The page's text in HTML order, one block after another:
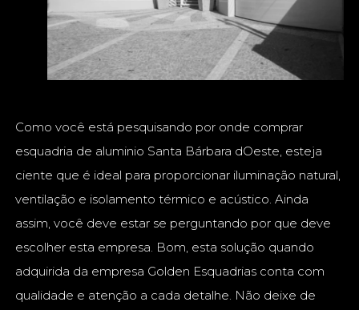
Como você está pesquisando por onde comprar
esquadria de aluminio Santa Bárbara dOeste, esteja
ciente que é ideal para proporcionar iluminação natural,
ventilação e isolamento térmico e acústico. Ainda
assim, você deve estar se perguntando por que deve
escolher esta empresa. Bom, esta solução quando
adquirida da empresa Golden Esquadrias conta com
qualidade e atenção a cada detalhe. Não deixe de